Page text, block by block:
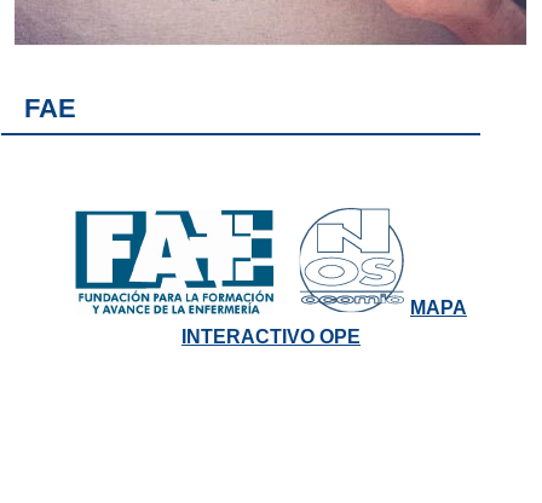
FAE
MAPA
INTERACTIVO OPE